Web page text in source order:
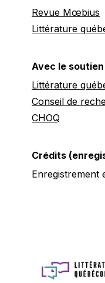
Revue Mœbius
Littérature
Avec le
Littérature
Conseil de
CHOQ
Crédits
Enregistrement